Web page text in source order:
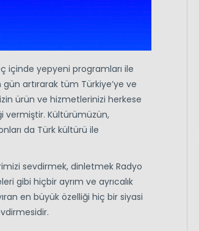
içinde yepyeni programları ile
artırarak tüm Türkiye’ye ve
ürün ve hizmetlerinizi herkese
vermiştir. Kültürümüzün,
da Türk kültürü ile
sevdirmek, dinletmek Radyo
gibi hiçbir ayrım ve ayrıcalık
en büyük özelliği hiç bir siyasi